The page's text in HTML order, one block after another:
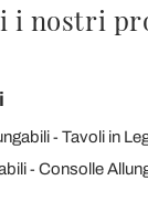
i nostri
Tavoli in
Consolle